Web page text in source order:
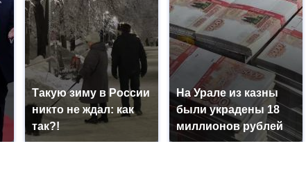
Такую зиму в России
никто не ждал: как
так?!
На Урале из казны
были украдены 18
миллионов рублей